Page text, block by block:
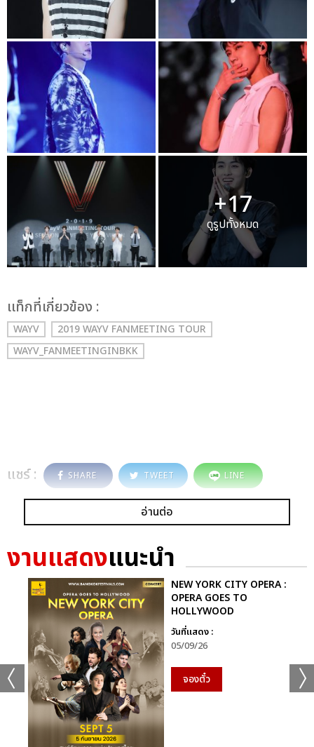
+17
ดูรูปทั้งหมด
เเท็กที่เกี่ยวข้อง :
WAYV
2019 WAYV FANMEETING TOUR
WAYV_FANMEETINGINBKK
แชร์ : SHARE TWEET LINE
อ่านต่อ
งานแสดงแนะนำ
NEW YORK CITY OPERA :
OPERA GOES TO
HOLLYWOOD
วันที่แสดง :
05/09/26
จองตั๋ว